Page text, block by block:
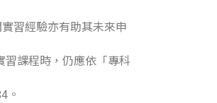
習經驗亦有助其未來申
課程時，仍應依「專科
。